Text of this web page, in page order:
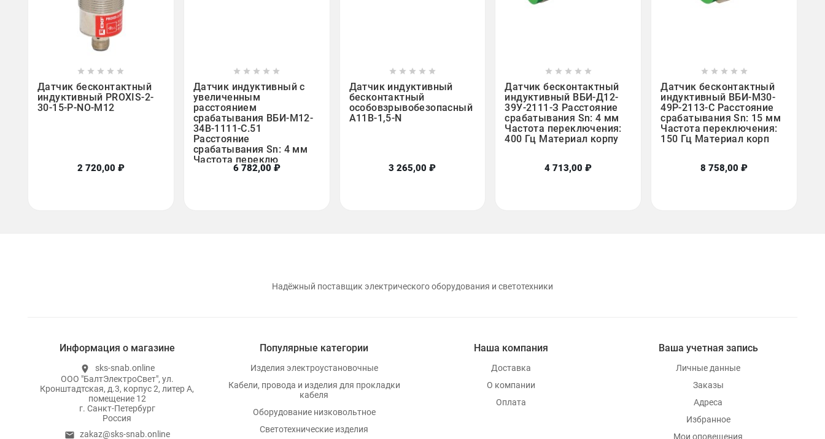
    
Датчик бесконтактный
индуктивный PROXIS-2-
30-15-P-NO-M12
2 720,00 ₽
    
Датчик индуктивный с
увеличенным
расстоянием
срабатывания ВБИ-М12-
34В-1111-С.51
Расстояние
срабатывания Sn: 4 мм
Частота переклю
6 782,00 ₽
    
Датчик индуктивный
бесконтактный
особовзрывобезопасный ISB
A11B-1,5-N
3 265,00 ₽
    
Датчик бесконтактный
индуктивный ВБИ-Д12-
39У-2111-З Расстояние
срабатывания Sn: 4 мм
Частота переключения:
400 Гц Материал корпу
4 713,00 ₽
    
Датчик бесконтактный
индуктивный ВБИ-М30-
49Р-2113-С Расстояние
срабатывания Sn: 15 мм
Частота переключения:
150 Гц Материал корп
8 758,00 ₽
Надёжный поставщик электрического оборудования и светотехники
Информация о магазине
location_on
sks-snab.online
ООО "БалтЭлектроСвет", ул.
Кронштадтская, д.3, корпус 2, литер А,
помещение 12
г. Санкт-Петербург
Россия
email zakaz@sks-snab.online
Популярные категории
Изделия электроустановочные
Кабели, провода и изделия для прокладки
кабеля
Оборудование низковольтное
Светотехнические изделия
Наша компания
Доставка
О компании
Оплата
Ваша учетная запись
Личные данные
Заказы
Адреса
Избранное
Мои оповещения